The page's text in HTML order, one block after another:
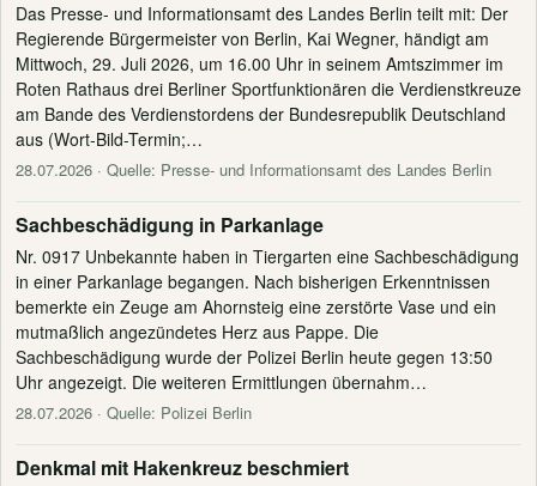
Das Presse- und Informationsamt des Landes Berlin teilt mit: Der
Regierende Bürgermeister von Berlin, Kai Wegner, händigt am
Mittwoch, 29. Juli 2026, um 16.00 Uhr in seinem Amtszimmer im
Roten Rathaus drei Berliner Sportfunktionären die Verdienstkreuze
am Bande des Verdienstordens der Bundesrepublik Deutschland
aus (Wort-Bild-Termin;…
28.07.2026 · Quelle: Presse- und Informationsamt des Landes Berlin
Sachbeschädigung in Parkanlage
Nr. 0917 Unbekannte haben in Tiergarten eine Sachbeschädigung
in einer Parkanlage begangen. Nach bisherigen Erkenntnissen
bemerkte ein Zeuge am Ahornsteig eine zerstörte Vase und ein
mutmaßlich angezündetes Herz aus Pappe. Die
Sachbeschädigung wurde der Polizei Berlin heute gegen 13:50
Uhr angezeigt. Die weiteren Ermittlungen übernahm…
28.07.2026 · Quelle: Polizei Berlin
Denkmal mit Hakenkreuz beschmiert